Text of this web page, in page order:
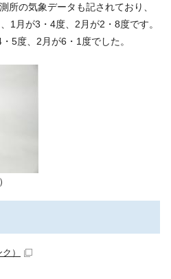
所の気象データも記されており、
1月が3・4度、2月が2・8度です。
5度、2月が6・1度でした。
）